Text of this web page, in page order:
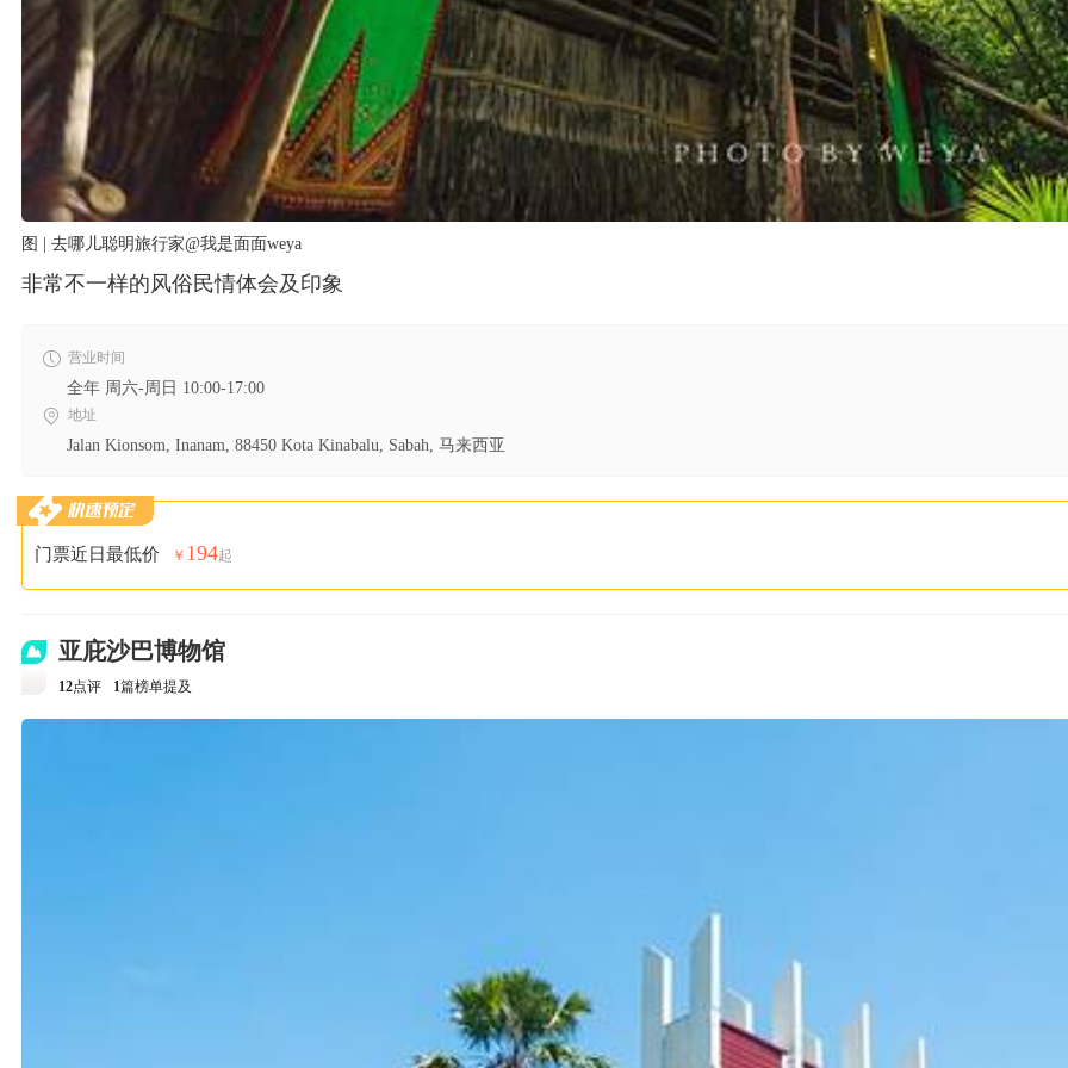
图 | 去哪儿聪明旅行家@我是面面weya
非常不一样的风俗民情体会及印象
营业时间
全年 周六-周日 10:00-17:00
地址
Jalan Kionsom, Inanam, 88450 Kota Kinabalu, Sabah, 马来西亚
门票近日最低价 ￥ 194起
亚庇沙巴博物馆
12点评 1篇榜单提及